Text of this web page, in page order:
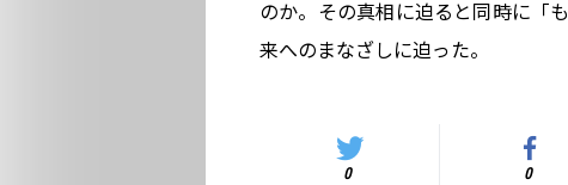
のか。その真相に迫ると同時に「
来へのまなざしに迫った。
0 0